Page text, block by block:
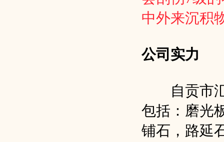
中外来沉积
公司实力
自贡市汇
包括：磨光
铺石，路延